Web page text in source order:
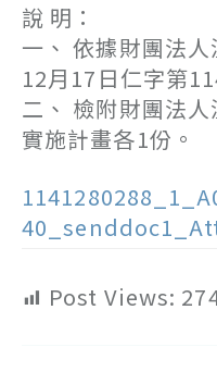
說 明：
一、 依據財團法
12月17日仁字第
二、 檢附財團法
實施計畫各1份。
Post Views: